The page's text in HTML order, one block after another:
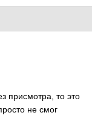
присмотра, то это
не смог